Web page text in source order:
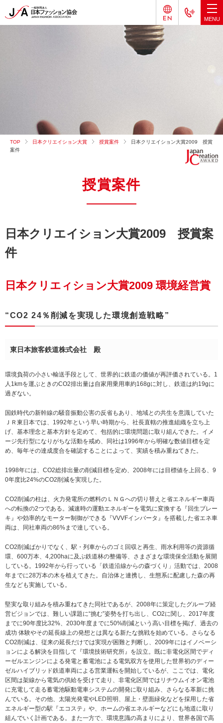
TOP 日本クリエイション大賞 授賞案件
日本クリエイション大賞2009 授賞
案件
授賞案件
日本クリエイション大賞2009 授賞案
件
日本クリエィション大賞2009 環境経営賞
“CO2 24％削減を実現した環境創造戦略”
東日本旅客鉄道株式会社 殿
環境負荷の小さい輸送手段として、世界的に鉄道の価値が再評価されている。1
人1kmを運ぶときのCO2排出量は自家用乗用車約168gに対し、鉄道は約19gに
過ぎない。
国鉄時代の新幹線の騒音振動公害の反省もあり、地域との共生を意識していた
ＪＲ東日本では、1992年という早い時期から、社長直轄の推進組織を立ち上
げ、基本理念と基本方針を定めて、包括的に環境問題に取り組んできた。イメ
ージ先行型になりがちな活動を戒め、同社は1996年から明確な数値目標を定
め、毎年その達成度合を確認することによって、実績を積み重ねてきた。
1998年には、CO2総排出量の削減目標を定め、2008年には目標値を上回る、9
0年度比24%のCO2削減を実現した。
CO2削減の柱は、火力発電所の燃料のＬＮＧへの切り替えと省エネルギー車両
への転換の2つである。減速時の運動エネルギーを電気に変換する『回生ブレー
キ』や効率的なモーター制御ができる『VVVFインバータ』を搭載した省エネ車
両は、同社車両の86%まで達している。
CO2削減ばかりでなく、駅・列車からのゴミ回収と再生、雨水利用等の資源循
環、600万本、4,200haに及ぶ鉄道林の整備等、さまざまな環境保全活動を展開
している。1992年から行っている「鉄道沿線からの森づくり」活動では、2008
年までに28万本の木を植えてきた。自治体と連携し、生態系に配慮した森の再
生なども実施している。
堅実な取り組みを積み重ねてきた同社であるが、2008年に策定したグループ経
営ビジョンでは、難しい課題に“挑む”姿勢を打ち出し、CO2に関し、2017年度
までに90年度比32%、2030年度までに50%削減という高い目標を掲げ、過去の
成功 体験やその延長線上の発想とは異なる新たな挑戦を始めている。さらなる
CO2削減は、従来の延長だけでは実現が困難と判断し、2009年にはイノベーシ
ョンによる解決を目指して『環境技術研究所』を設立。既に非電化区間でディ
ーゼルエンジンによる発電と蓄電池による電気双方を使用した世界初のディー
ゼルハイブリッド鉄道車両による営業運転を開始しているが、ここでは、電化
区間は架線から電気の供給を受けて走り、非電化区間ではリチウムイオン電池
に充電して走る蓄電池駆動電車システムの開発に取り組み、さらなる革新に挑
んでいる。その他、太陽光発電やLED照明、屋上・壁面緑化などを採用した省
エネルギー型の駅『エコステ』や、ホームの省エネルギーなどにも地道に取り
組んでいく計画である。また一方で、環境意識の高まりにより、世界各国で高